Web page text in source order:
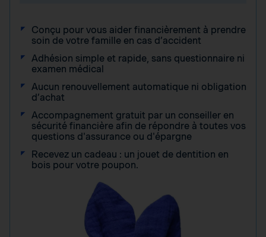
Conçu pour vous aider financièrement à prendre
soin de votre famille en cas d’accident
Adhésion simple et rapide, sans questionnaire ni
examen médical
Aucun renouvellement automatique ni obligation
d’achat
Accompagnement gratuit par un conseiller en
sécurité financière afin de répondre à toutes vos
questions d'assurance ou d'épargne
Recevez un cadeau : un jouet de dentition en
bois pour votre poupon.